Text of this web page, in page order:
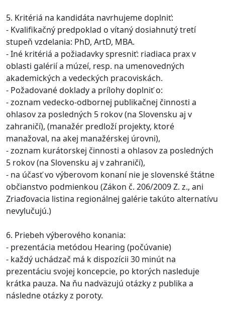
5. Kritériá na kandidáta navrhujeme doplniť:
- Kvalifikačný predpoklad o vítaný dosiahnutý tretí
stupeň vzdelania: PhD, ArtD, MBA.
- Iné kritériá a požiadavky spresniť: riadiaca prax v
oblasti galérií a múzeí, resp. na umenovedných
akademických a vedeckých pracoviskách.
- Požadované doklady a prílohy doplniť o:
- zoznam vedecko-odbornej publikačnej činnosti a
ohlasov za posledných 5 rokov (na Slovensku aj v
zahraničí), (manažér predloží projekty, ktoré
manažoval, na akej manažérskej úrovni),
- zoznam kurátorskej činnosti a ohlasov za posledných
5 rokov (na Slovensku aj v zahraničí),
- na účasť vo výberovom konaní nie je slovenské štátne
občianstvo podmienkou (Zákon č. 206/2009 Z. z., ani
Zriaďovacia listina regionálnej galérie takúto alternatívu
nevylučujú.)
6. Priebeh výberového konania:
- prezentácia metódou Hearing (počúvanie)
- každý uchádzač má k dispozícii 30 minút na
prezentáciu svojej koncepcie, po ktorých nasleduje
krátka pauza. Na ňu nadväzujú otázky z publika a
následne otázky z poroty.